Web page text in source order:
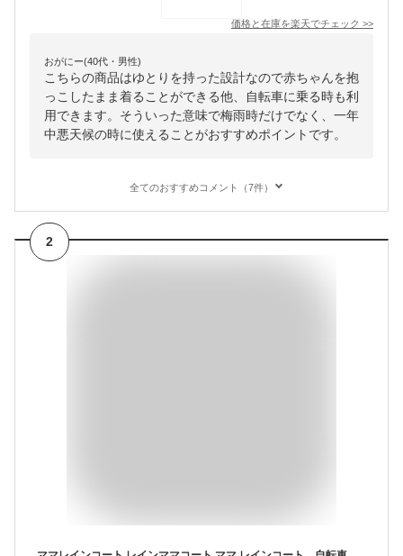
価格と在庫を楽天でチェック >>
おがにー(40代・男性)
こちらの商品はゆとりを持った設計なので赤ちゃんを抱
っこしたまま着ることができる他、自転車に乗る時も利
用できます。そういった意味で梅雨時だけでなく、一年
中悪天候の時に使えることがおすすめポイントです。
全てのおすすめコメント（7件）
2